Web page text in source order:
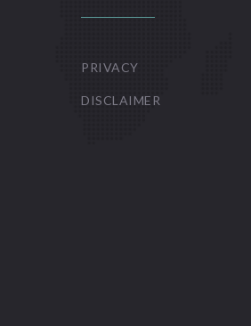
PRIVACY
DISCLAIMER